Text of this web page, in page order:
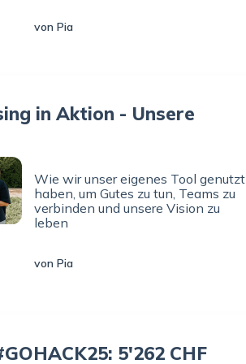
von Pia
in Aktion - Unsere
Wie wir unser eigenes Tool genutzt
haben, um Gutes zu tun, Teams zu
verbinden und unsere Vision zu
leben
von Pia
5'262 CHF